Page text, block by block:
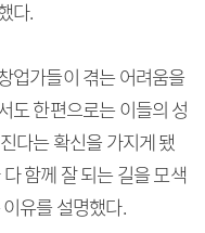
다.
업가들이 겪는 어려움을
도 한편으로는 이들의 성
다는 확신을 가지게 됐
함께 잘 되는 길을 모색
유를 설명했다.